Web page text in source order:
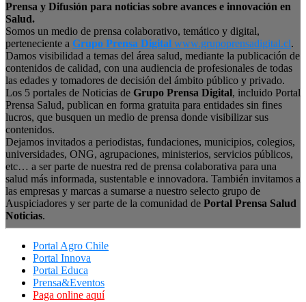
Prensa y Difusión para noticias sobre avances e innovación en
Salud.
Somos un medio de prensa colaborativo, temático y digital,
perteneciente a Grupo Prensa Digital www.grupoprensadigital.cl.
Damos visibilidad a temas del área salud, mediante la publicación de
contenidos de calidad, con una audiencia de profesionales de todas
las edades y tomadores de decisión del ámbito público y privado.
Los 5 portales de Noticias de Grupo Prensa Digital, incluido Portal
Prensa Salud, publican en forma gratuita para entidades sin fines
lucros, que busquen un medio de prensa donde visibilizar sus
contenidos.
Dejamos invitados a periodistas, fundaciones, municipios, colegios,
universidades, ONG, agrupaciones, ministerios, servicios públicos,
etc… a ser parte de nuestra red de prensa colaborativa para una
salud más informada, sustentable e innovadora. También invitamos a
las empresas y marcas a sumarse a nuestro selecto grupo de
Auspiciadores y ser parte de la comunidad de Portal Prensa Salud
Noticias.
Portal Agro Chile
Portal Innova
Portal Educa
Prensa&Eventos
Paga online aquí